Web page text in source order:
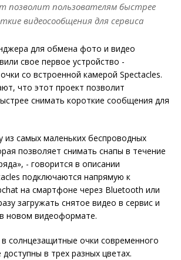
позволит пользователям быстрее
видеосообщения для сервиса
для обмена фото и видео
свое первое устройство -
со встроенной камерой Spectacles.
что этот проект позволит
снимать короткие сообщения для
из самых маленьких беспроводных
позволяет снимать снапы в течение
- говорится в описании
подключаются напрямую к
на смартфоне через Bluetooth или
загружать снятое видео в сервис и
новом видеоформате.
солнцезащитные очки современного
в трех разных цветах.